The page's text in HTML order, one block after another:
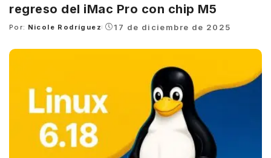
regreso del iMac Pro con chip M5
Posted
Por: Nicole Rodríguez 17 de diciembre de 2025